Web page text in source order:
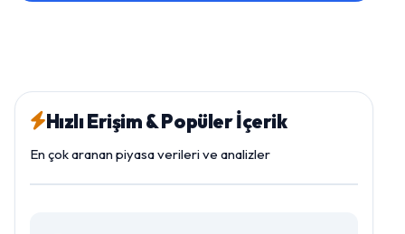
Hızlı Erişim & Popüler İçerik
En çok aranan piyasa verileri ve analizler